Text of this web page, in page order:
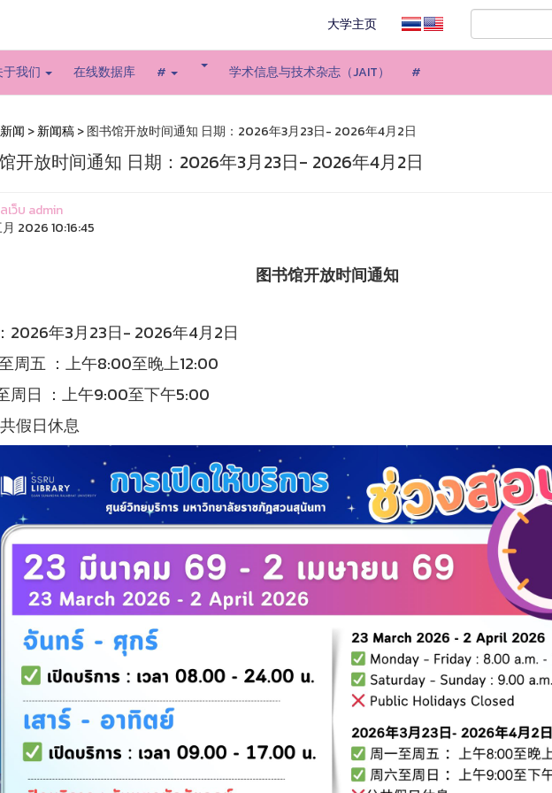
大学主页
我们 在线数据库 # 学术信息与技术杂志（JAIT） #
新闻 >新闻稿> 图书馆开放时间通知 日期：2026年3月23日- 2026年4月2日
开放时间通知 日期：2026年3月23日- 2026年4月2日
ว็บ admin
2026 10:16:45
图书馆开放时间通知
2026年3月23日- 2026年4月2日
周五 ：上午8:00至晚上12:00
周日 ：上午9:00至下午5:00
假日休息